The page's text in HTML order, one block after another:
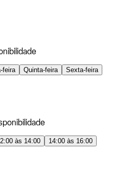
feira Quinta-feira
Sexta-feira
às 14:00
14:00 às 16:00